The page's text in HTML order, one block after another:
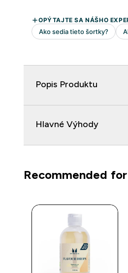
Popis Produktu
Hlavné Výhody
Recommended